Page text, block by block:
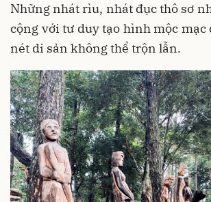
Những nhát rìu, nhát đục thô sơ
cộng với tư duy tạo hình mộc mạc
nét di sản không thể trộn lẫn.